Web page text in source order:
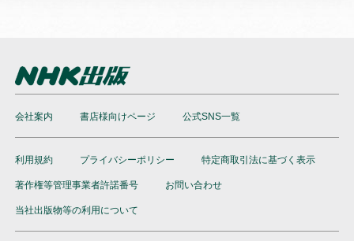
会社案内 書店様向けページ 公式SNS一覧
利用規約 プライバシーポリシー 特定商取引法に基づく表示
著作権等管理事業者許諾番号 お問い合わせ
当社出版物等の利用について